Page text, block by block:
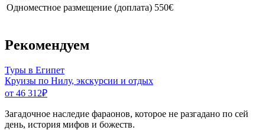
Одноместное размещение (доплата) 550€
Рекомендуем
Туры в Египет
Круизы по Нилу, экскурсии и отдых
от 46 312₽
Загадочное наследие фараонов, которое не разгадано по сей
день, история мифов и божеств.